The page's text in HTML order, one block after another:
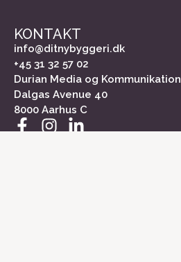
KONTAKT
info@ditnybyggeri.dk
+45 31 32 57 02
Durian Media og Kommunikation
Dalgas Avenue 40
8000 Aarhus C